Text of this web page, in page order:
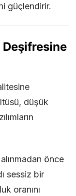
güçlendirir.
düşük
önce
sessiz bir
oranını